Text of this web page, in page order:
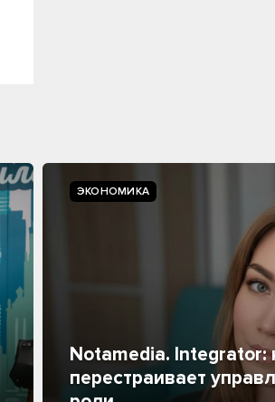
ЭКОНОМИКА
Notamedia. Integrator:
перестраивает